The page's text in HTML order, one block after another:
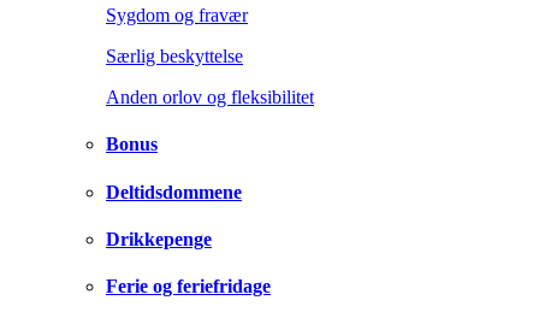
Sygdom og fravær
Særlig beskyttelse
Anden orlov og fleksibilitet
Bonus
Deltidsdommene
Drikkepenge
Ferie og feriefridage